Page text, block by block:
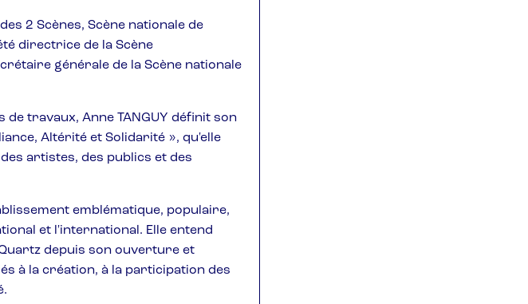
2 Scènes, Scène nationale de
directrice de la Scène
générale de la Scène nationale
travaux, Anne TANGUY définit son
Altérité et Solidarité », qu'elle
artistes, des publics et des
emblématique, populaire,
et l'international. Elle entend
depuis son ouverture et
à la création, à la participation des